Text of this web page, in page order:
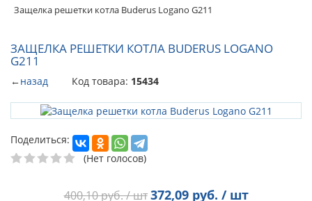
Защелка решетки котла Buderus Logano G211
ЗАЩЕЛКА РЕШЕТКИ КОТЛА BUDERUS LOGANO
G211
←назад Код товара: 15434
Поделиться:
(Нет голосов)
400,10руб. / шт 372,09руб. / шт